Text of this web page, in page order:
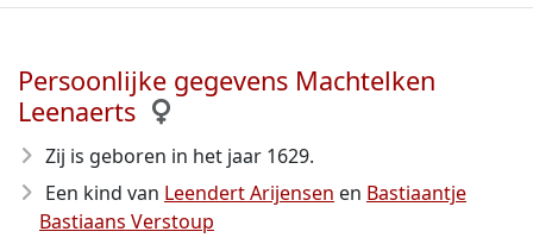
Persoonlijke gegevens Machtelken
Leenaerts
Zij is geboren in het jaar 1629.
Een kind van Leendert Arijensen en Bastiaantje
Bastiaans Verstoup